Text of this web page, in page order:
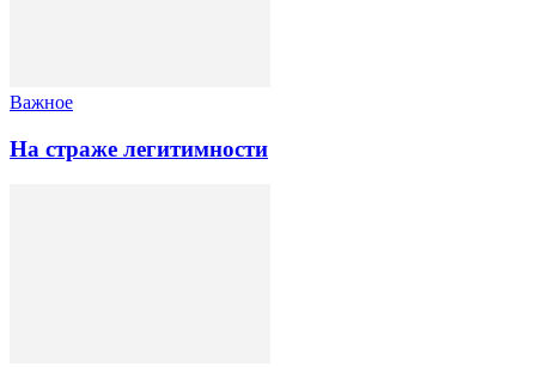
Важное
На страже легитимности